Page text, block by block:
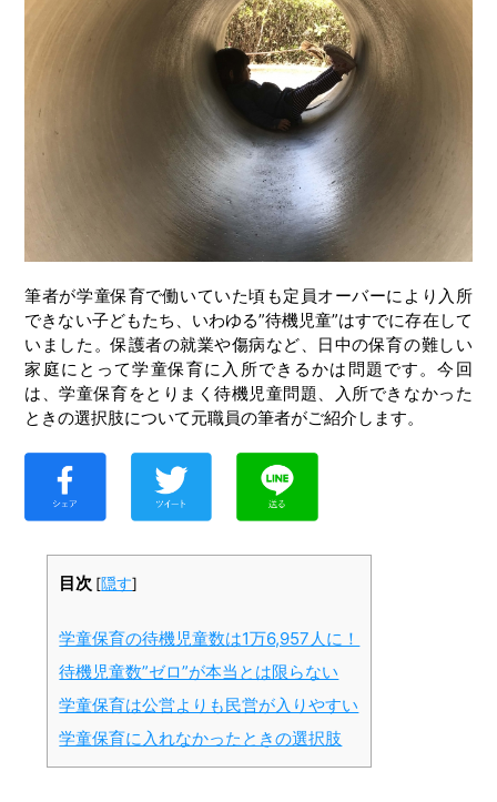
筆者が学童保育で働いていた頃も定員オーバーにより入所
できない子どもたち、いわゆる”待機児童”はすでに存在して
いました。保護者の就業や傷病など、日中の保育の難しい
家庭にとって学童保育に入所できるかは問題です。今回
は、学童保育をとりまく待機児童問題、入所できなかった
ときの選択肢について元職員の筆者がご紹介します。
目次 [隠す]
学童保育の待機児童数は1万6,957人に！
待機児童数”ゼロ”が本当とは限らない
学童保育は公営よりも民営が入りやすい
学童保育に入れなかったときの選択肢